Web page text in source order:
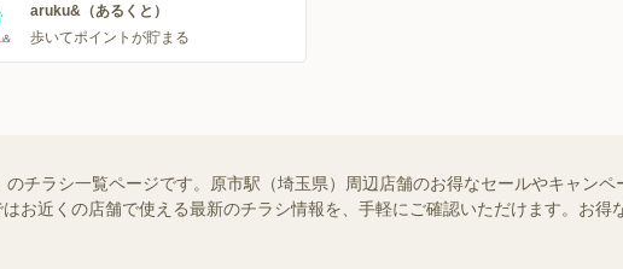
aruku&（あるくと）
歩いてポイントが貯まる
チラシ一覧ページです。原市駅（埼玉県）周辺店舗のお得なセールやキャンペ
お近くの店舗で使える最新のチラシ情報を、手軽にご確認いただけます。お得